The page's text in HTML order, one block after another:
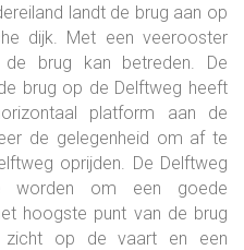
landt de brug aan op
dijk. Met een veerooster
brug kan betreden. De
brug op de Delftweg heeft
platform aan de
de gelegenheid om af te
oprijden. De Delftweg
worden om een goede
hoogste punt van de brug
zicht op de vaart en een